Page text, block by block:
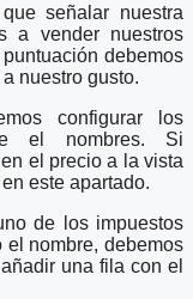
señalar nuestra
a vender nuestros
debemos
nuestro gusto.
configurar los
el nombres. Si
el precio a la vista
este apartado.
de los impuestos
nombre, debemos
una fila con el